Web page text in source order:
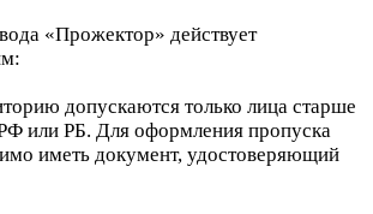
«Прожектор» действует
допускаются только лица старше
или РБ. Для оформления пропуска
иметь документ, удостоверяющий